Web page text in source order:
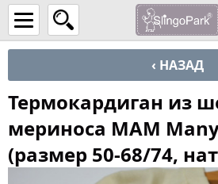
‹ НАЗАД
Термокардиган из
мериноса MAM
(размер 50-68/74,